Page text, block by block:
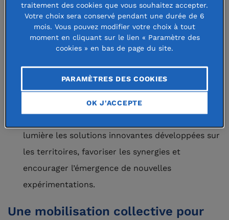
de la Fondation de France, la démarche de la
Coalition Petite Enfance vise à :
Soutenir les acteurs de terrain: professionnels
de la petite enfance, parents et familles, en leur
accompagnement adaptés.
lumière les solutions innovantes développées sur
les territoires, favoriser les synergies et
encourager l’émergence de nouvelles
expérimentations.
Une mobilisation collective pour
traitement des cookies que vous souhaitez accepter.
Votre choix sera conservé pendant une durée de 6
mois. Vous pouvez modifier votre choix à tout
moment en cliquant sur le lien « Paramètre des
cookies » en bas de page du site.
PARAMÈTRES DES COOKIES
OK J'ACCEPTE